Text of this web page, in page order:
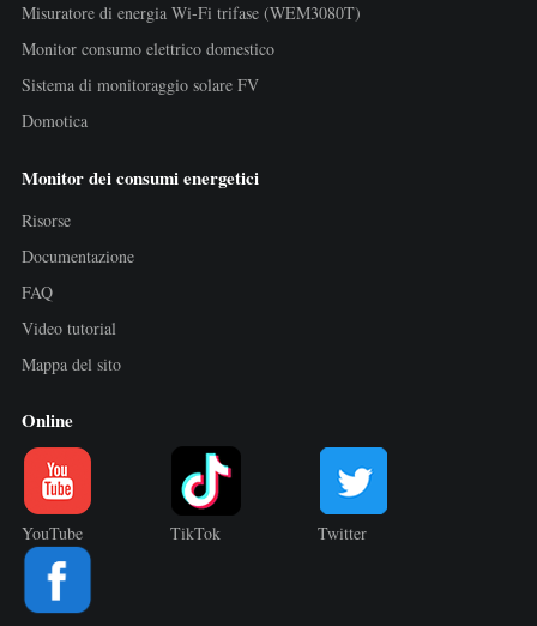
Misuratore di energia Wi-Fi trifase (WEM3080T)
Monitor consumo elettrico domestico
Sistema di monitoraggio solare FV
Domotica
Monitor dei consumi energetici
Risorse
Documentazione
FAQ
Video tutorial
Mappa del sito
Online
YouTube TikTok Twitter